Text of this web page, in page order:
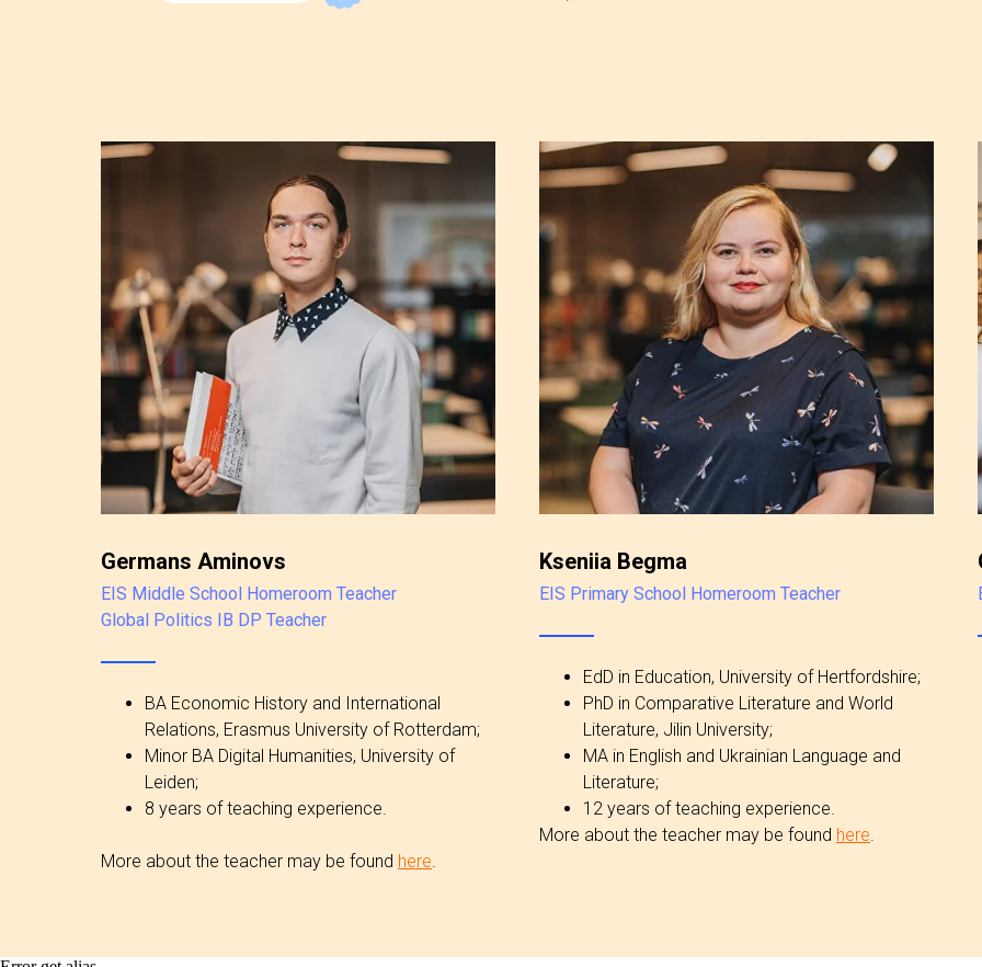
Germans Aminovs
EIS Middle School Homeroom Teacher
Global Politics IB DP Teacher
BA Economic History and International
Relations, Erasmus University of Rotterdam;
Minor BA Digital Humanities, University of
Leiden;
8 years of teaching experience.
More about the teacher may be found here.
Kseniia Begma
EIS Primary School Homeroom Teacher
EdD in Education, University of Hertfordshire;
PhD in Comparative Literature and World
Literature, Jilin University;
MA in English and Ukrainian Language and
Literature;
12 years of teaching experience.
More about the teacher may be found here.